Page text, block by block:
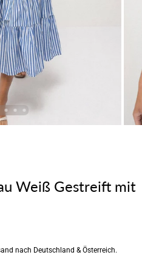
Weiß Gestreift mit
nach Deutschland & Österreich.